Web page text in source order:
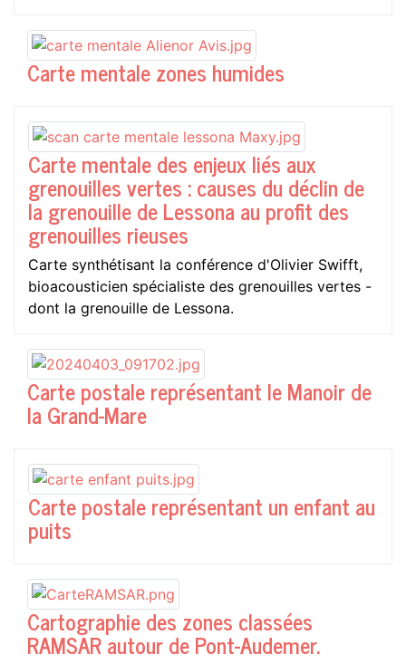
Carte mentale zones humides
Carte mentale des enjeux liés aux
grenouilles vertes : causes du déclin de
la grenouille de Lessona au profit des
grenouilles rieuses
Carte synthétisant la conférence d'Olivier Swifft,
bioacousticien spécialiste des grenouilles vertes -
dont la grenouille de Lessona.
Carte postale représentant le Manoir de
la Grand-Mare
Carte postale représentant un enfant au
puits
Cartographie des zones classées
RAMSAR autour de Pont-Audemer.